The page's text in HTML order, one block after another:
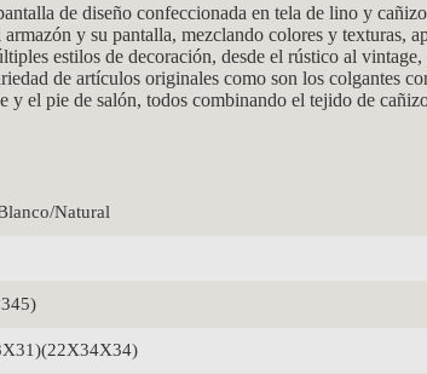
de diseño confeccionada en tela de lino y cañizo
y su pantalla, mezclando colores y texturas,
estilos de decoración, desde el rústico al
de artículos originales como son los colgantes
y el pie de salón, todos combinando el tejido de
Natural